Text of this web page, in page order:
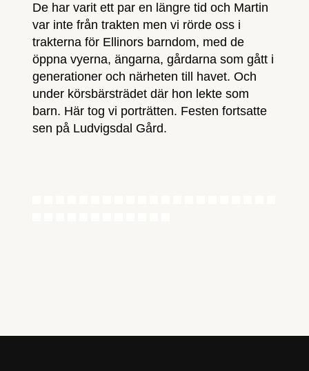
De har varit ett par en längre tid och Martin
var inte från trakten men vi rörde oss i
trakterna för Ellinors barndom, med de
öppna vyerna, ängarna, gårdarna som gått i
generationer och närheten till havet. Och
under körsbärsträdet där hon lekte som
barn. Här tog vi porträtten. Festen fortsatte
sen på Ludvigsdal Gård.